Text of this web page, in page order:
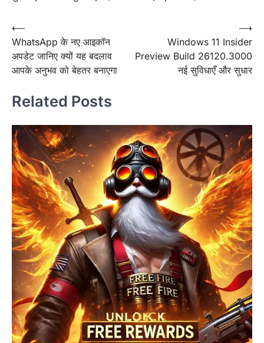
Post
navigation
⟵
WhatsApp के नए आइकॉन
अपडेट जानिए क्यों यह बदलाव
आपके अनुभव को बेहतर बनाएगा
Windows 11 Insider
Preview Build 26120.3000
नई सुविधाएँ और सुधार
⟶
Related Posts